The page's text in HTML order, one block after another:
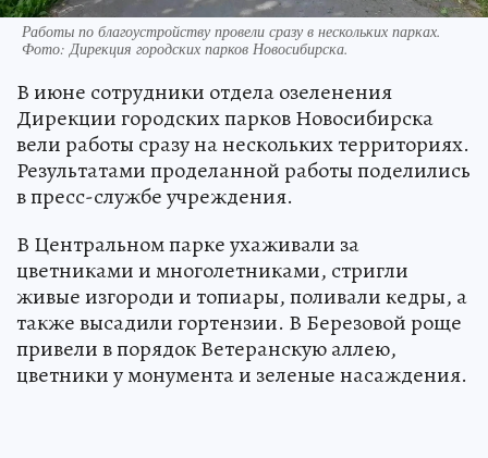
Работы по благоустройству провели сразу в нескольких парках.
Фото: Дирекция городских парков Новосибирска.
В июне сотрудники отдела озеленения
Дирекции городских парков Новосибирска
вели работы сразу на нескольких территориях.
Результатами проделанной работы поделились
в пресс-службе учреждения.
В Центральном парке ухаживали за
цветниками и многолетниками, стригли
живые изгороди и топиары, поливали кедры, а
также высадили гортензии. В Березовой роще
привели в порядок Ветеранскую аллею,
цветники у монумента и зеленые насаждения.